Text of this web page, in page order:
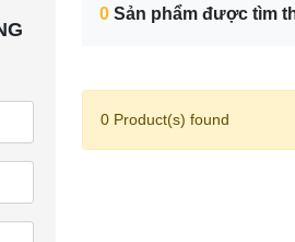
0 Sản phẩm được tìm
0 Product(s) found